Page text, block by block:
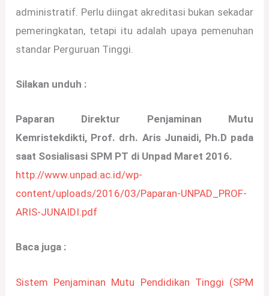
administratif. Perlu diingat akreditasi bukan sekadar
pemeringkatan, tetapi itu adalah upaya pemenuhan
standar Perguruan Tinggi.
Silakan unduh :
Paparan Direktur Penjaminan Mutu
Kemristekdikti, Prof. drh. Aris Junaidi, Ph.D pada
saat Sosialisasi SPM PT di Unpad Maret 2016.
http://www.unpad.ac.id/wp-
content/uploads/2016/03/Paparan-UNPAD_PROF-
ARIS-JUNAIDI.pdf
Baca juga :
Sistem Penjaminan Mutu Pendidikan Tinggi (SPM